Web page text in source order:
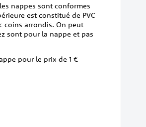
nappes sont conformes
est constitué de PVC
coins arrondis. On peut
sont pour la nappe et pas
pour le prix de 1 €